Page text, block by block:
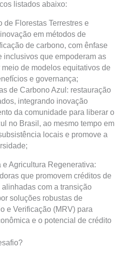
listados abaixo:
de Florestas Terrestres e
inovação em métodos de
de carbono, com ênfase
inclusivos que empoderam as
de modelos equitativos de
e governança;
de Carbono Azul: restauração
integrando inovação
da comunidade para liberar o
no Brasil, ao mesmo tempo em
locais e promove a
e Agricultura Regenerativa:
que promovem créditos de
com a transição
soluções robustas de
e Verificação (MRV) para
e o potencial de crédito